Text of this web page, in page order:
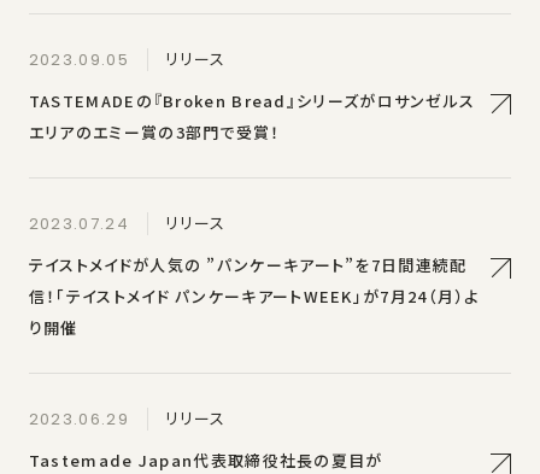
2023.09.05
リリース
TASTEMADEの『Broken Bread』シリーズがロサンゼルス
エリアのエミー賞の3部門で受賞！
2023.07.24
リリース
テイストメイドが人気の ”パンケーキアート”を7日間連続配
信！「テイストメイド パンケーキアートWEEK」が7月24（月）よ
り開催
2023.06.29
リリース
Tastemade Japan代表取締役社⻑の夏⽬が